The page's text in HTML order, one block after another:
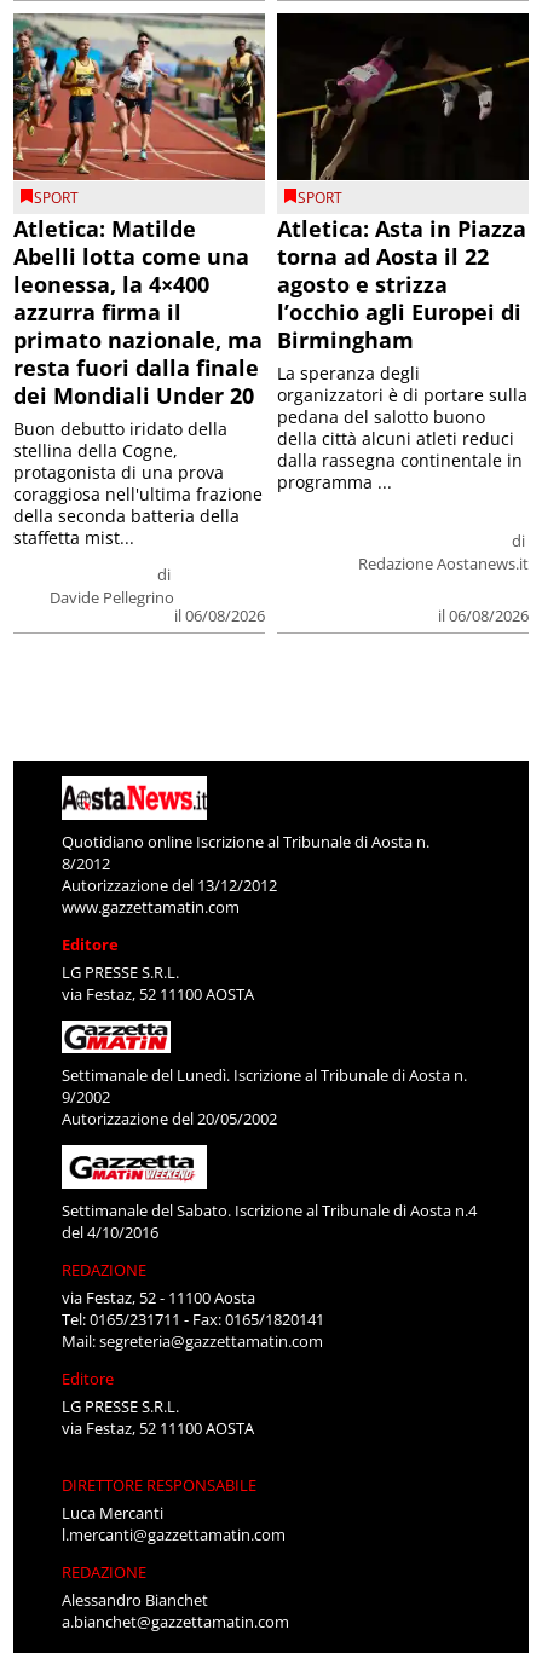
SPORT
Atletica: Matilde
Abelli lotta come una
leonessa, la 4×400
azzurra firma il
primato nazionale, ma
resta fuori dalla finale
dei Mondiali Under 20
di
Davide Pellegrino
il 06/08/2026
Buon debutto iridato della
stellina della Cogne,
protagonista di una prova
coraggiosa nell'ultima frazione
della seconda batteria della
staffetta mist...
SPORT
Atletica: Asta in Piazza
torna ad Aosta il 22
agosto e strizza
l’occhio agli Europei di
Birmingham
di
Redazione Aostanews.it
il 06/08/2026
La speranza degli
organizzatori è di portare sulla
pedana del salotto buono
della città alcuni atleti reduci
dalla rassegna continentale in
programma ...
Quotidiano online Iscrizione al Tribunale di Aosta n.
8/2012
Autorizzazione del 13/12/2012
www.gazzettamatin.com
Editore
LG PRESSE S.R.L.
via Festaz, 52 11100 AOSTA
Settimanale del Lunedì. Iscrizione al Tribunale di Aosta n.
9/2002
Autorizzazione del 20/05/2002
Settimanale del Sabato. Iscrizione al Tribunale di Aosta n.4
del 4/10/2016
REDAZIONE
via Festaz, 52 - 11100 Aosta
Tel: 0165/231711 - Fax: 0165/1820141
Mail:segreteria@gazzettamatin.com
Editore
LG PRESSE S.R.L.
via Festaz, 52 11100 AOSTA
DIRETTORE RESPONSABILE
Luca Mercanti
l.mercanti@gazzettamatin.com
REDAZIONE
Alessandro Bianchet
a.bianchet@gazzettamatin.com